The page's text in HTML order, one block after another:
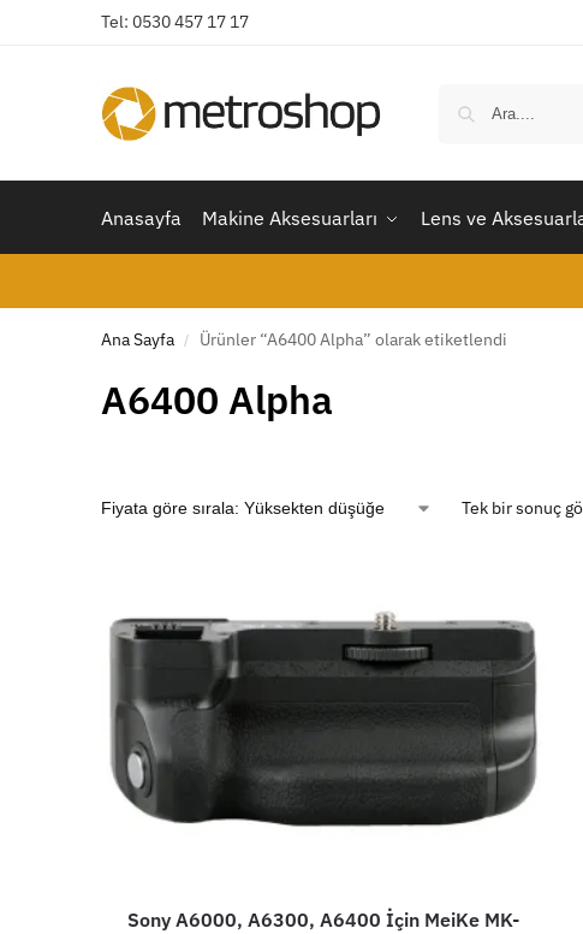
Tel: 0530 457 17 17
Anasayfa Makine Aksesuarları Lens ve
Ana Sayfa / Ürünler “A6400 Alpha” olarak etiketlendi
A6400 Alpha
Tek bir sonuç
Sony A6000, A6300, A6400 İçin MeiKe MK-